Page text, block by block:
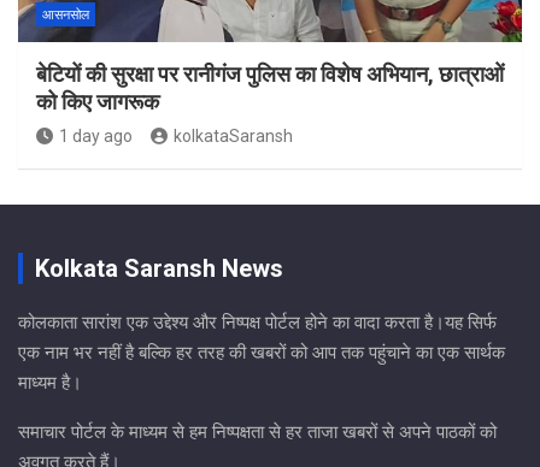
आसनसोल
बेटियों की सुरक्षा पर रानीगंज पुलिस का विशेष अभियान, छात्राओं
को किए जागरूक
1 day ago kolkataSaransh
Kolkata Saransh News
कोलकाता सारांश एक उद्देश्य और निष्पक्ष पोर्टल होने का वादा करता है।यह सिर्फ
एक नाम भर नहीं है बल्कि हर तरह की खबरों को आप तक पहुंचाने का एक सार्थक
माध्यम है।
समाचार पोर्टल के माध्यम से हम निष्पक्षता से हर ताजा खबरों से अपने पाठकों को
अवगत करते हैं।